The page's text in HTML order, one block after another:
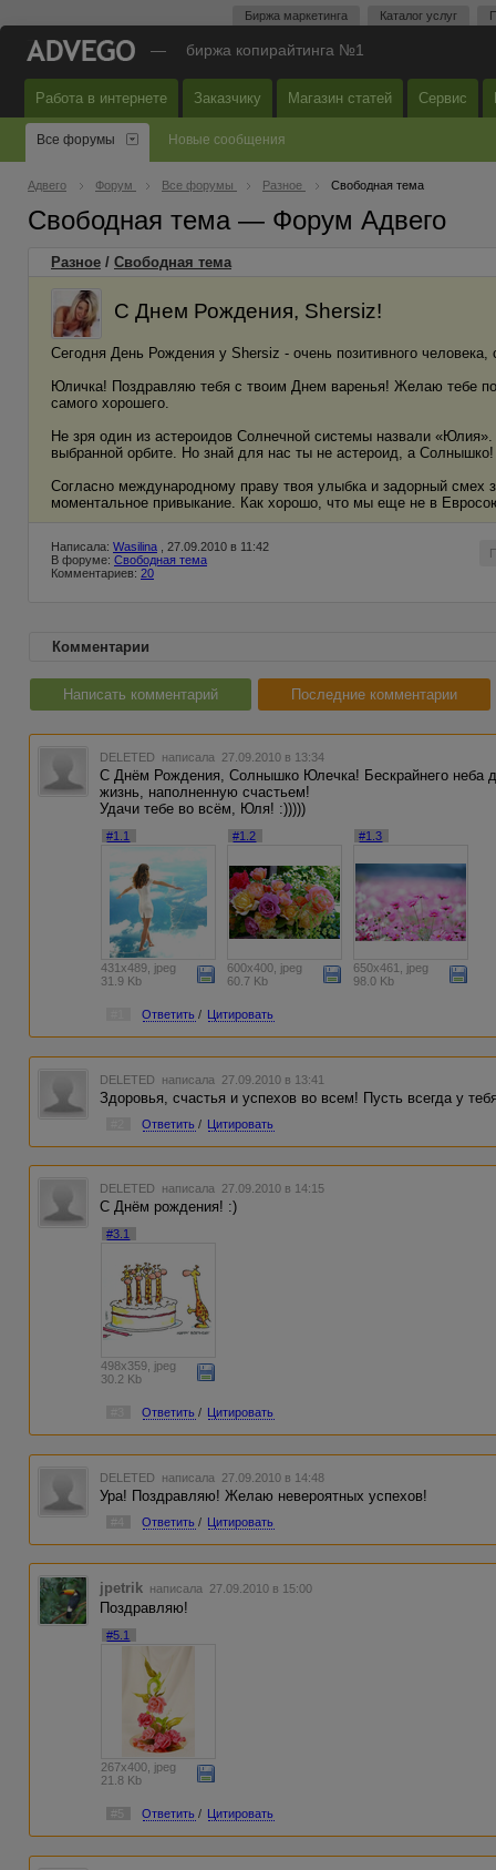
Биржа маркетинга Каталог услуг
— биржа копирайтинга №1
Работа в интернете Заказчику Магазин статей Сервис
Все форумы Новые сообщения
Адвего Форум Все форумы Разное Свободная тема
Свободная тема — Форум Адвего
Разное / Свободная тема
С Днем Рождения, Shersiz!
Сегодня День Рождения у Shersiz - очень позитивного
Юличка! Поздравляю тебя с твоим Днем варенья! Желаю тебе
самого хорошего.
Не зря один из астероидов Солнечной системы назвали
выбранной орбите. Но знай для нас ты не астероид, а Солнышко!
Согласно международному праву твоя улыбка и задорный
моментальное привыкание. Как хорошо, что мы еще не в
Написала: Wasilina , 27.09.2010 в 11:42
В форуме: Свободная тема
Комментариев: 20
Комментарии
Написать комментарий Последние комментарии
DELETED написала 27.09.2010 в 13:34
С Днём Рождения, Солнышко Юлечка! Бескрайнего неба
жизнь, наполненную счастьем!
Удачи тебе во всём, Юля! :)))))
#1.1
431x489, jpeg
31.9 Kb
#1.2
600x400, jpeg
60.7 Kb
#1.3
650x461, jpeg
98.0 Kb
Ответить / Цитировать
DELETED написала 27.09.2010 в 13:41
Здоровья, счастья и успехов во всем! Пусть всегда у
Ответить / Цитировать
DELETED написала 27.09.2010 в 14:15
С Днём рождения! :)
#3.1
498x359, jpeg
30.2 Kb
Ответить / Цитировать
DELETED написала 27.09.2010 в 14:48
Ура! Поздравляю! Желаю невероятных успехов!
Ответить / Цитировать
jpetrik написала 27.09.2010 в 15:00
Поздравляю!
#5.1
267x400, jpeg
21.8 Kb
#5 Ответить / Цитировать